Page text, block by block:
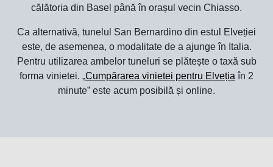
călătoria din Basel până în orașul vecin Chiasso.
Ca alternativă, tunelul San Bernardino din estul Elveției
este, de asemenea, o modalitate de a ajunge în Italia.
Pentru utilizarea ambelor tuneluri se plătește o taxă sub
forma vinietei. „Cumpărarea vinietei pentru Elveția în 2
minute” este acum posibilă și online.